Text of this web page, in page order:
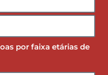
por faixa etárias de